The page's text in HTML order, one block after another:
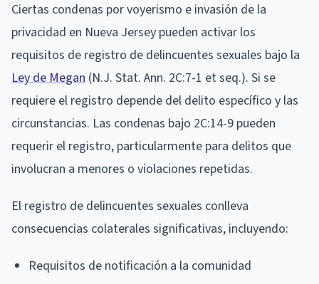
Ciertas condenas por voyerismo e invasión de la
privacidad en Nueva Jersey pueden activar los
requisitos de registro de delincuentes sexuales bajo la
Ley de Megan (N.J. Stat. Ann. 2C:7-1 et seq.). Si se
requiere el registro depende del delito específico y las
circunstancias. Las condenas bajo 2C:14-9 pueden
requerir el registro, particularmente para delitos que
involucran a menores o violaciones repetidas.
El registro de delincuentes sexuales conlleva
consecuencias colaterales significativas, incluyendo:
Requisitos de notificación a la comunidad